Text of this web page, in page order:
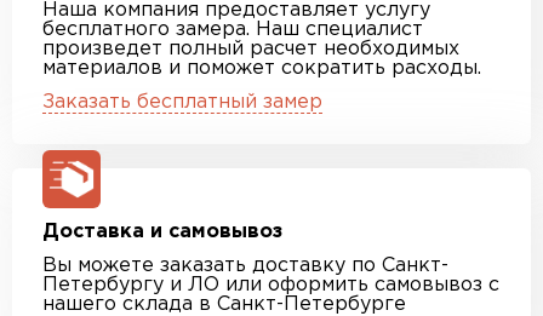
Наша компания предоставляет услугу
бесплатного замера. Наш специалист
произведет полный расчет необходимых
материалов и поможет сократить расходы.
Заказать бесплатный замер
Доставка и самовывоз
Вы можете заказать доставку по Санкт-
Петербургу и ЛО или оформить самовывоз с
нашего склада в Санкт-Петербурге